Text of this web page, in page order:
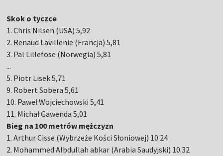
Skok o tyczce
1. Chris Nilsen (USA) 5,92
2. Renaud Lavillenie (Francja) 5,81
3. Pal Lillefose (Norwegia) 5,81
...
5. Piotr Lisek 5,71
9. Robert Sobera 5,61
10. Paweł Wojciechowski 5,41
11. Michał Gawenda 5,01
Bieg na 100 metrów mężczyzn
1. Arthur Cisse (Wybrzeże Kości Słoniowej) 10.24
2. Mohammed Albdullah abkar (Arabia Saudyjski) 10.32